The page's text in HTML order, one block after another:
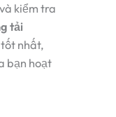
kiểm tra
tải
nhất,
bạn hoạt